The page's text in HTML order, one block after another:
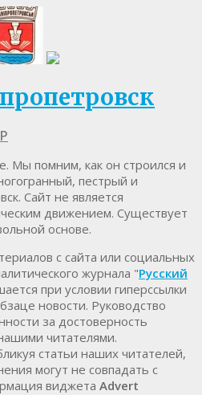
Мы помним, как он строился и
пестрый и
Cайт не является
движением. Существует
основе.
c сайта или социальных
журнала "Русский
при условии гиперссылки
новости. Руководство
за достоверность
читателями.
статьи наших читателей,
могут не совпадать с
виджета Advert